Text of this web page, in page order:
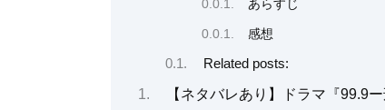
あらすじ
感想
Related posts:
【ネタバレあり】ドラマ『